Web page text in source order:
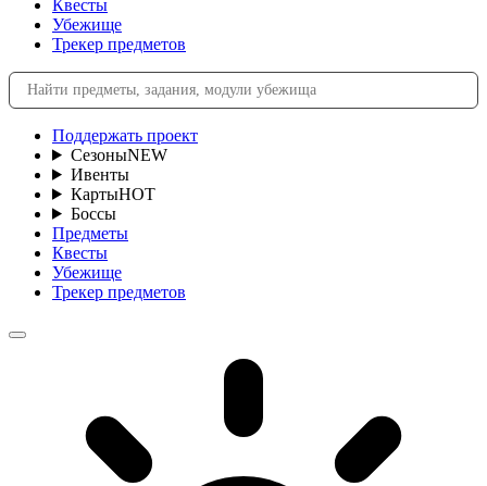
Квесты
Убежище
Трекер предметов
Поддержать проект
СезоныNEW
Ивенты
КартыHOT
Боссы
Предметы
Квесты
Убежище
Трекер предметов